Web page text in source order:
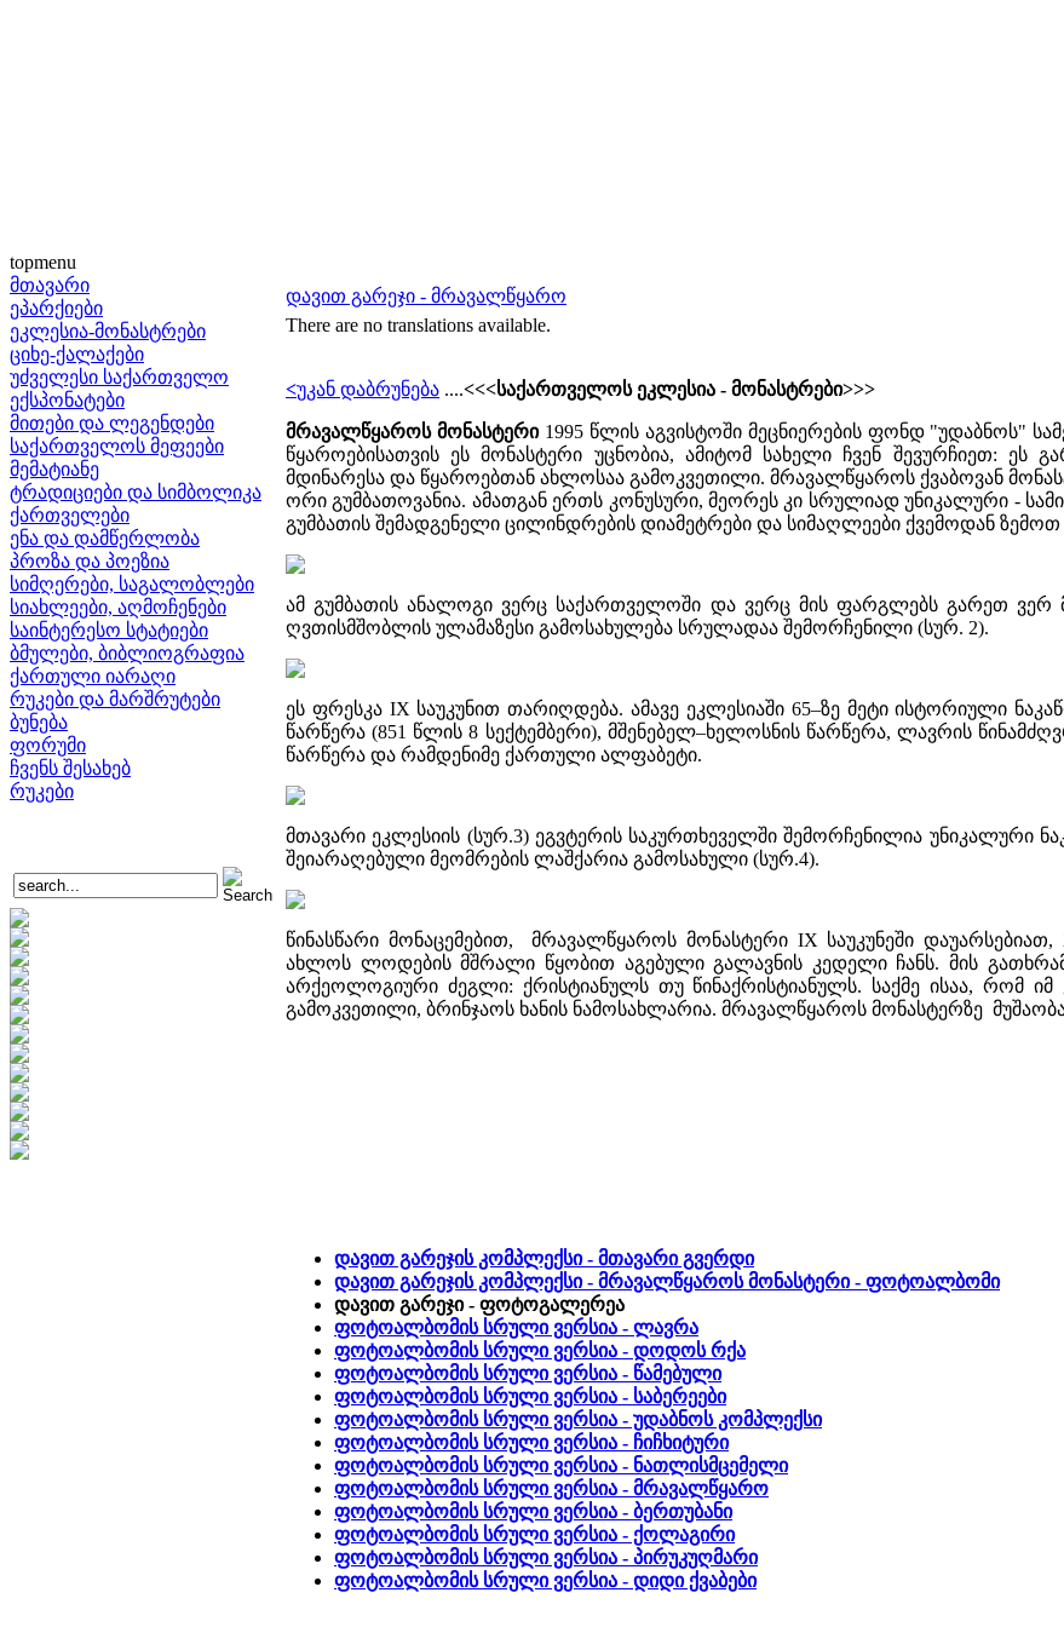
topmenu
მთავარი
ეპარქიები
ეკლესია-მონასტრები
ციხე-ქალაქები
უძველესი საქართველო
ექსპონატები
მითები და ლეგენდები
საქართველოს მეფეები
მემატიანე
ტრადიციები და სიმბოლიკა
ქართველები
ენა და დამწერლობა
პროზა და პოეზია
სიმღერები, საგალობლები
სიახლეები, აღმოჩენები
საინტერესო სტატიები
ბმულები, ბიბლიოგრაფია
ქართული იარაღი
რუკები და მარშრუტები
ბუნება
ფორუმი
ჩვენს შესახებ
რუკები
დავით გარეჯი - მრავალწყარო
There are no translations available.
<უკან დაბრუნება ....<<<საქართველოს ეკლესია - მონასტრები>>>
მრავალწყაროს მონასტერი1995 წლის აგვისტოში მეცნიერების ფონდ "უდაბნოს"
წყაროებისათვის ეს მონასტერი უცნობია, ამიტომ სახელი ჩვენ შევურჩიეთ:
მდინარესა და წყაროებთან ახლოსაა გამოკვეთილი. მრავალწყაროს ქვაბოვან
ორი გუმბათოვანია. ამათგან ერთს კონუსური, მეორეს კი სრულიად უნიკალური -
გუმბათის შემადგენელი ცილინდრების დიამეტრები და სიმაღლეები ქვემოდან ზემოთ
ამ გუმბათის ანალოგი ვერც საქართველოში და ვერც მის ფარგლებს გარეთ ვერ
ღვთისმშობლის ულამაზესი გამოსახულება სრულადაა შემორჩენილი (სურ. 2).
ეს ფრესკა IX საუკუნით თარიღდება. ამავე ეკლესიაში 65–ზე მეტი ისტორიული
წარწერა (851 წლის 8 სექტემბერი), მშენებელ–ხელოსნის წარწერა, ლავრის
წარწერა და რამდენიმე ქართული ალფაბეტი.
მთავარი ეკლესიის (სურ.3) ეგვტერის საკურთხეველში შემორჩენილია უნიკალური
შეიარაღებული მეომრების ლაშქარია გამოსახული (სურ.4).
წინასწარი მონაცემებით, მრავალწყაროს მონასტერი IX საუკუნეში დაუარსებიათ,
ახლოს ლოდების მშრალი წყობით აგებული გალავნის კედელი ჩანს. მის
არქეოლოგიური ძეგლი: ქრისტიანულს თუ წინაქრისტიანულს. საქმე ისაა, რომ
გამოკვეთილი, ბრინჯაოს ხანის ნამოსახლარია. მრავალწყაროს მონასტერზე
დავით გარეჯის კომპლექსი - მთავარი გვერდი
დავით გარეჯის კომპლექსი - მრავალწყაროს მონასტერი - ფოტოალბომი
დავით გარეჯი - ფოტოგალერეა
ფოტოალბომის სრული ვერსია - ლავრა
ფოტოალბომის სრული ვერსია - დოდოს რქა
ფოტოალბომის სრული ვერსია - წამებული
ფოტოალბომის სრული ვერსია - საბერეები
ფოტოალბომის სრული ვერსია - უდაბნოს კომპლექსი
ფოტოალბომის სრული ვერსია - ჩიჩხიტური
ფოტოალბომის სრული ვერსია - ნათლისმცემელი
ფოტოალბომის სრული ვერსია - მრავალწყარო
ფოტოალბომის სრული ვერსია - ბერთუბანი
ფოტოალბომის სრული ვერსია - ქოლაგირი
ფოტოალბომის სრული ვერსია - პირუკუღმარი
ფოტოალბომის სრული ვერსია - დიდი ქვაბები